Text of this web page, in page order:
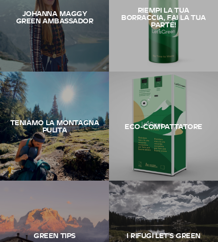
JOHANNA MAGGY
GREEN AMBASSADOR
RIEMPI LA TUA
BORRACCIA, FAI LA TUA
PARTE!
TENIAMO LA MONTAGNA
PULITA
ECO-COMPATTATORE
GREEN TIPS I RIFUGI LET'S GREEN